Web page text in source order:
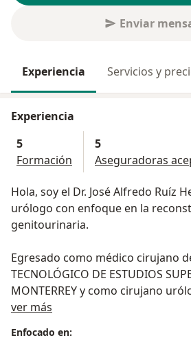
Enviar
Experiencia Servicios y
Experiencia
5
Formación
5
Aseguradoras
Hola, soy el Dr. José Alfredo Ruíz
urólogo con enfoque en la
genitourinaria.
Egresado como médico cirujano
TECNOLÓGICO DE ESTUDIOS
MONTERREY y como cirujano
UNIVERSIDAD DEL EJERCITO Y
ver más
Enfocado en: